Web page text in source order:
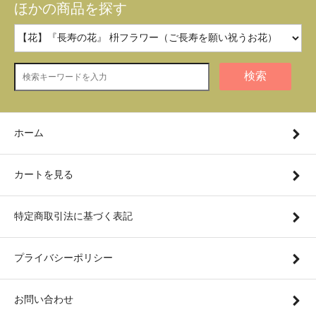
ほかの商品を探す
検索
ホーム
カートを見る
特定商取引法に基づく表記
プライバシーポリシー
お問い合わせ